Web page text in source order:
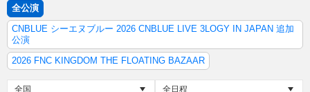
全公演
CNBLUE シーエヌブルー 2026 CNBLUE LIVE 3LOGY IN JAPAN 追加
公演
2026 FNC KINGDOM THE FLOATING BAZAAR